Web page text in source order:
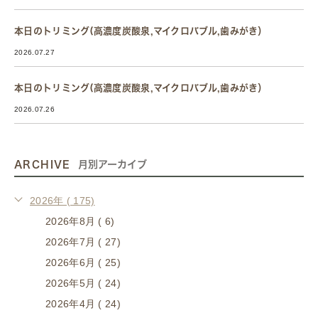
本日のトリミング(高濃度炭酸泉,マイクロバブル,歯みがき）
2026.07.27
本日のトリミング(高濃度炭酸泉,マイクロバブル,歯みがき）
2026.07.26
ARCHIVE 月別アーカイブ
2026年 ( 175)
2026年8月 ( 6)
2026年7月 ( 27)
2026年6月 ( 25)
2026年5月 ( 24)
2026年4月 ( 24)